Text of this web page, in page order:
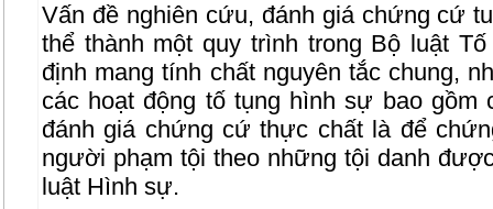
Vấn đề nghiên cứu, đánh giá chứng cứ
thể thành một quy trình trong Bộ luật
định mang tính chất nguyên tắc chung,
các hoạt động tố tụng hình sự bao gồm
đánh giá chứng cứ thực chất là để
người phạm tội theo những tội danh
luật Hình sự.